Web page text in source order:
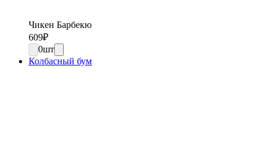
Чикен Барбекю
609₽
0шт
Колбасный бум